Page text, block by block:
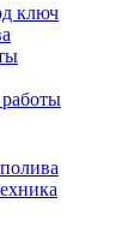
ключ